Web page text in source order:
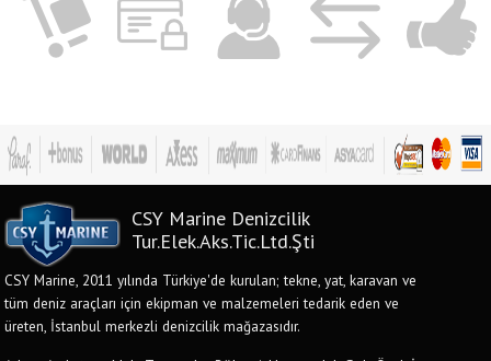
CSY Marine Denizcilik
Tur.Elek.Aks.Tic.Ltd.Şti
CSY Marine, 2011 yılında Türkiye'de kurulan; tekne, yat, karavan ve
tüm deniz araçları için ekipman ve malzemeleri tedarik eden ve
üreten, İstanbul merkezli denizcilik mağazasıdır.